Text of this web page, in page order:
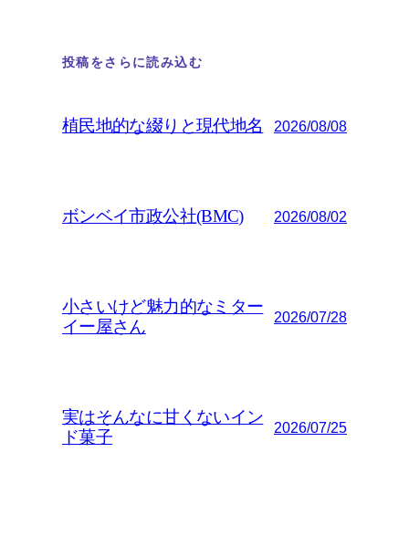
投稿をさらに読み込む
植民地的な綴りと現代地名 2026/08/08
ボンベイ市政公社(BMC) 2026/08/02
小さいけど魅力的なミター
イー屋さん
2026/07/28
実はそんなに甘くないイン
ド菓子
2026/07/25